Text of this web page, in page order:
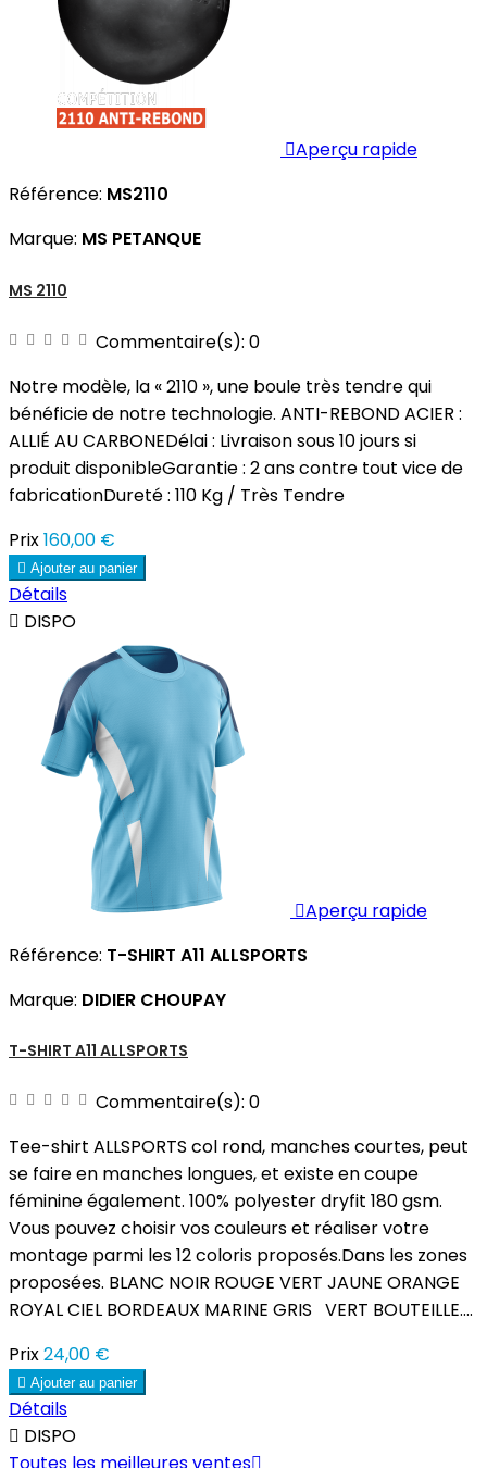
Aperçu rapide
Référence: MS2110
Marque: MS PETANQUE
MS 2110
Commentaire(s): 0
Notre modèle, la « 2110 », une boule très tendre qui
bénéficie de notre technologie. ANTI-REBOND ACIER :
ALLIÉ AU CARBONEDélai : Livraison sous 10 jours si
produit disponibleGarantie : 2 ans contre tout vice de
fabricationDureté : 110 Kg / Très Tendre
Prix160,00 €
 Ajouter au panier
Détails
 DISPO
Aperçu rapide
Référence: T-SHIRT A11 ALLSPORTS
Marque: DIDIER CHOUPAY
T-SHIRT A11 ALLSPORTS
Commentaire(s): 0
Tee-shirt ALLSPORTS col rond, manches courtes, peut
se faire en manches longues, et existe en coupe
féminine également. 100% polyester dryfit 180 gsm.
Vous pouvez choisir vos couleurs et réaliser votre
montage parmi les 12 coloris proposés.Dans les zones
proposées. BLANC NOIR ROUGE VERT JAUNE ORANGE
ROYAL CIEL BORDEAUX MARINE GRIS VERT BOUTEILLE....
Prix24,00 €
 Ajouter au panier
Détails
 DISPO